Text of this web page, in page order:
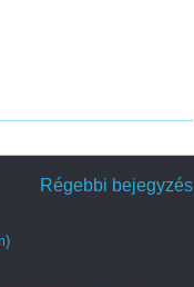
Régebbi bejegyzés